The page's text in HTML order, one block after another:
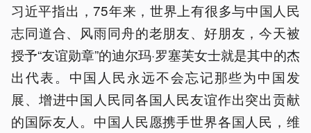
习近平指出，75年来，世界上有很多与中国人民
志同道合、风雨同舟的老朋友、好朋友，今天被
授予“友谊勋章”的迪尔玛·罗塞芙女士就是其中的杰
出代表。中国人民永远不会忘记那些为中国发
展、增进中国人民同各国人民友谊作出突出贡献
的国际友人。中国人民愿携手世界各国人民，维